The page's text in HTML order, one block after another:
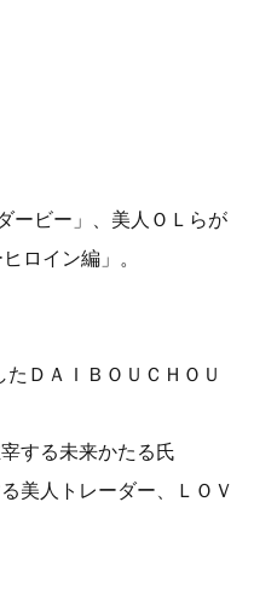
ービー」、美人ＯＬらが
ロイン編」。
ＤＡＩＢＯＵＣＨＯＵ
する未来かたる氏
美人トレーダー、ＬＯＶ